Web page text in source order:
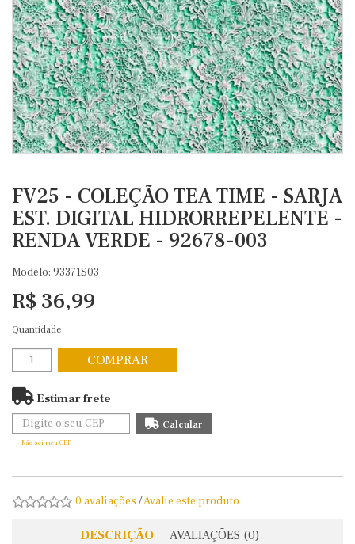
FV25 - COLEÇÃO TEA TIME - SARJA
EST. DIGITAL HIDRORREPELENTE -
RENDA VERDE - 92678-003
Modelo: 93371S03
R$ 36,99
Quantidade
COMPRAR
Estimar frete
Não sei meu CEP
0 avaliações /Avalie este produto
DESCRIÇÃO AVALIAÇÕES (0)